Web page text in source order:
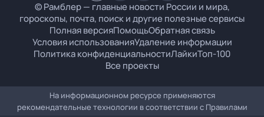
© Рамблер — главные новости России и мира,
гороскопы, почта, поиск и другие полезные сервисы
Полная версияПомощьОбратная связь
Условия использованияУдаление информации
Политика конфиденциальностиЛайкиТоп-100
Все проекты
На информационном ресурсе применяются
рекомендательные технологии в соответствии с Правилами